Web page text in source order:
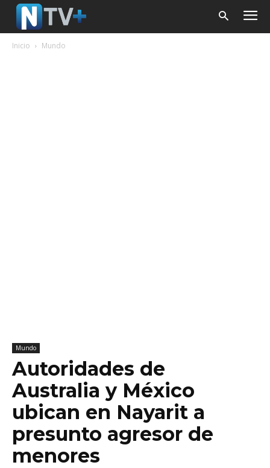
Inicio Mundo
Mundo
Autoridades de
Australia y México
ubican en Nayarit a
presunto agresor de
menores